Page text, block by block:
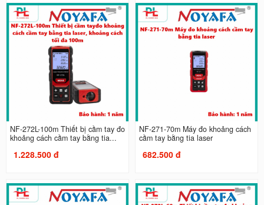
NF-272L-100m Thiết bị cầm tay đo
khoảng cách cầm tay bằng tia...
1.228.500 đ
NF-271-70m Máy đo khoảng cách
cầm tay bằng tia laser
682.500 đ